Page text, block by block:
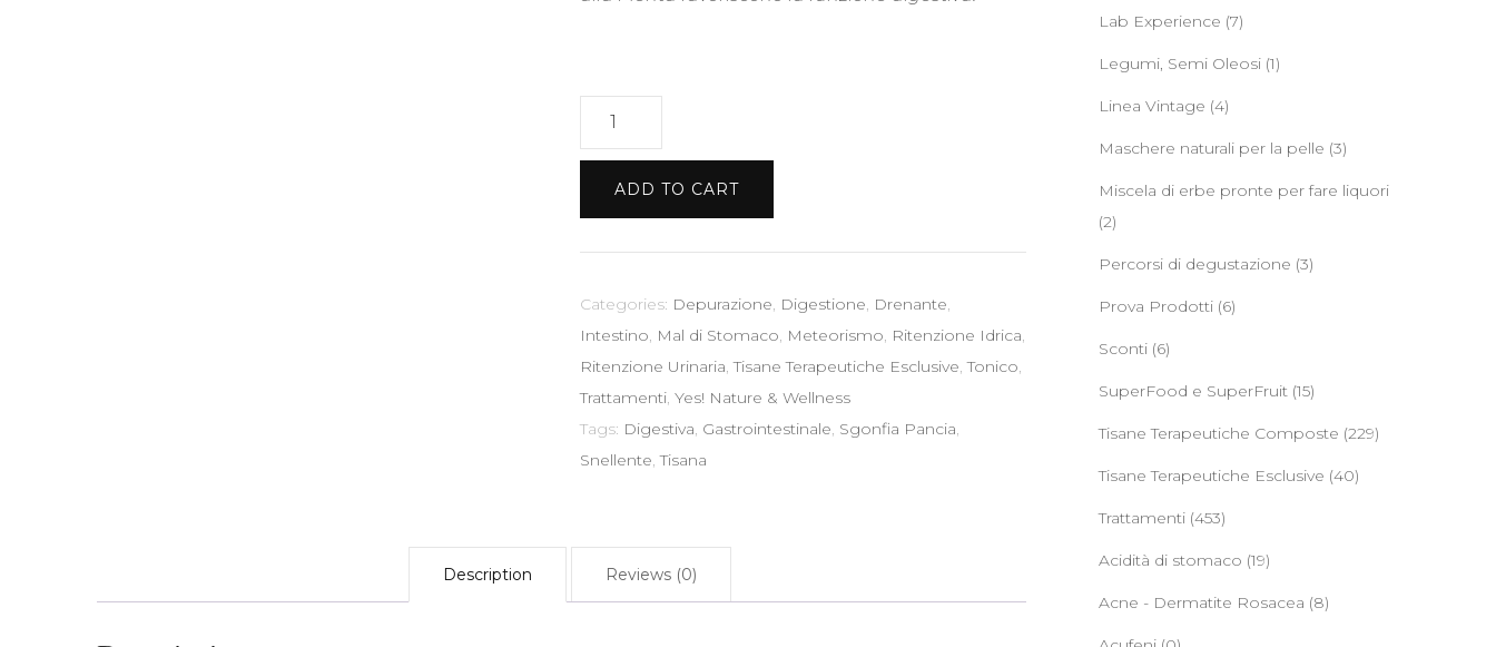
YES
Snellente
Sgonfia
Pancia
Digestiva
Gastrointestinale
quantity
ADD TO CART
Categories: Depurazione, Digestione, Drenante,
Intestino, Mal di Stomaco, Meteorismo, Ritenzione Idrica,
Ritenzione Urinaria,Tisane Terapeutiche Esclusive,Tonico,
Trattamenti,Yes! Nature & Wellness
Tags: Digestiva, Gastrointestinale, Sgonfia Pancia,
Snellente,Tisana
Description Reviews (0)
Lab Experience (7)
Legumi, Semi Oleosi (1)
Linea Vintage (4)
Maschere naturali per la pelle (3)
Miscela di erbe pronte per fare liquori
(2)
Percorsi di degustazione (3)
Prova Prodotti (6)
Sconti (6)
SuperFood e SuperFruit (15)
Tisane Terapeutiche Composte (229)
Tisane Terapeutiche Esclusive (40)
Trattamenti (453)
Acidità di stomaco (19)
Acne - Dermatite Rosacea (8)